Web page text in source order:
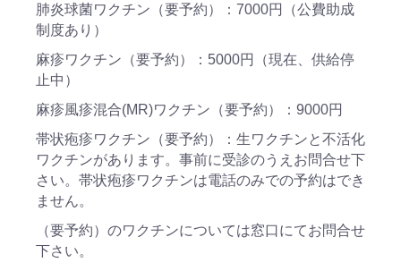
肺炎球菌ワクチン（要予約）：7000円（公費助成
制度あり）
麻疹ワクチン（要予約）：5000円（現在、供給停
止中）
麻疹風疹混合(MR)ワクチン（要予約）：9000円
帯状疱疹ワクチン（要予約）：生ワクチンと不活化
ワクチンがあります。事前に受診のうえお問合せ下
さい。帯状疱疹ワクチンは電話のみでの予約はでき
ません。
（要予約）のワクチンについては窓口にてお問合せ
下さい。